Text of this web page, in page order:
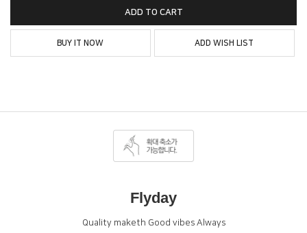
ADD TO CART
BUY IT NOW ADD WISH LIST
Flyday
Quality maketh Good vibes Always